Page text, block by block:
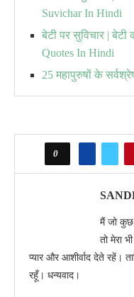
Suvichar In Hindi
बेटी पर सुविचार |
Quotes In Hindi
25 महापुरुषों के
0
मैं जो कुछ
तो मेरा
प्यार और आशीर्वाद देते रहें।
रहूँ। धन्यवाद।